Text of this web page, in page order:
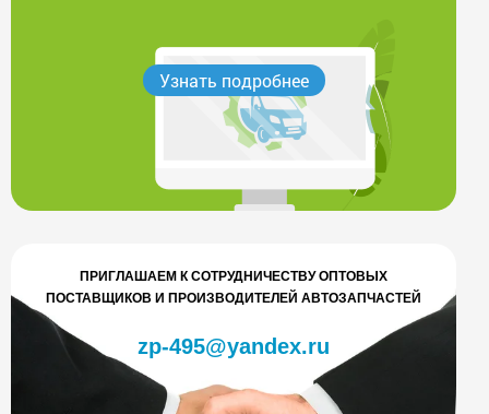
Узнать подробнее
ПРИГЛАШАЕМ К СОТРУДНИЧЕСТВУ ОПТОВЫХ
ПОСТАВЩИКОВ И ПРОИЗВОДИТЕЛЕЙ АВТОЗАПЧАСТЕЙ
zp-495@yandex.ru